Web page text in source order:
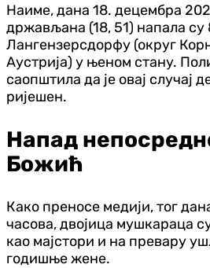
Наиме, дана 18. децембра
држављана (18, 51) напала
Лангензерсдорфу (округ
Аустрија) у њеном стану.
саопштила да је овај случај
ријешен.
Напад
Божић
Како преносе медији, тог
часова, двојица мушкараца
као мајстори и на превару
годишње жене.